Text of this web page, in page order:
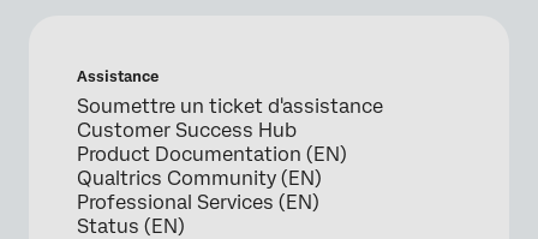
Assistance
Soumettre un ticket d'assistance
Customer Success Hub
Product Documentation (EN)
Qualtrics Community (EN)
Professional Services (EN)
Status (EN)